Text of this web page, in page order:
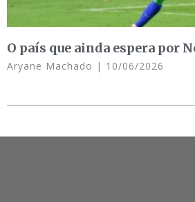
O país que ainda espera por
Aryane Machado 10/06/2026